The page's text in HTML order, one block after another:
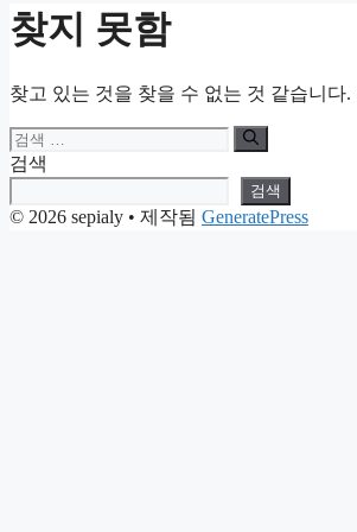
찾지 못함
찾고 있는 것을 찾을 수 없는 것 같습니다
검
색:
검색
검색
© 2026 sepialy • 제작됨 GeneratePress